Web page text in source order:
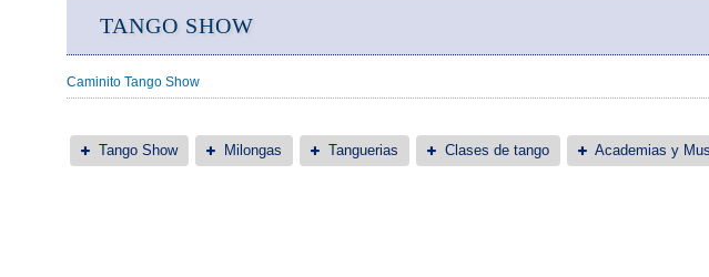
TANGO SHOW
Caminito Tango Show
Tango Show Milongas Tanguerias Clases de tango Academias y